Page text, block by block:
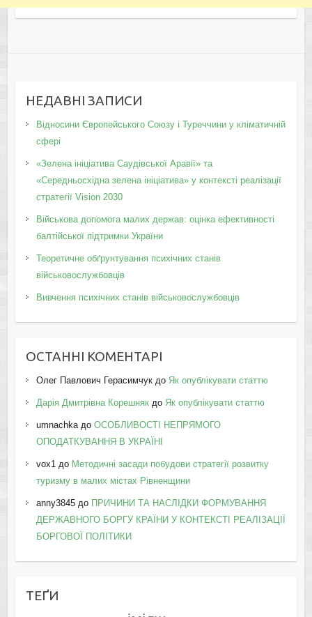
НЕДАВНІ ЗАПИСИ
Відносини Європейського Союзу і Туреччини у кліматичній
сфері
«Зелена ініціатива Саудівської Аравії» та
«Середньосхідна зелена ініціатива» у контексті реалізації
стратегії Vision 2030
Військова допомога малих держав: оцінка ефективності
балтійської підтримки України
Теоретичне обґрунтування психічних станів
військовослужбовців
Вивчення психічних станів військовослужбовців
ОСТАННІ КОМЕНТАРІ
Олег Павлович Герасимчукдо Як опублікувати статтю
Дарія Дмитрівна Корешнякдо Як опублікувати статтю
umnachkaдо ОСОБЛИВОСТІ НЕПРЯМОГО
ОПОДАТКУВАННЯ В УКРАЇНІ
vox1до Методичні засади побудови стратегії розвитку
туризму в малих містах Рівненщини
anny3845до ПРИЧИНИ ТА НАСЛІДКИ ФОРМУВАННЯ
ДЕРЖАВНОГО БОРГУ КРАЇНИ У КОНТЕКСТІ РЕАЛІЗАЦІЇ
БОРГОВОЇ ПОЛІТИКИ
ТЕҐИ